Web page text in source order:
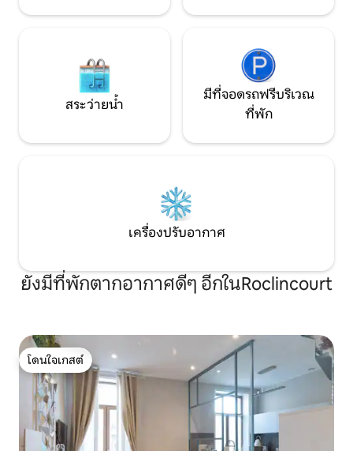
สระว่ายน้ำ
มีที่จอดรถฟรีบริเวณ
ที่พัก
เครื่องปรับอากาศ
ยังมีที่พักตากอากาศดีๆ อีกในRoclincourt
โดนใจเกสต์
โดนใจเกสต์